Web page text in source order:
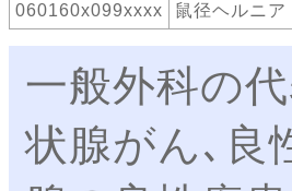
060160x099xxxx
鼠径ヘルニ
一般外科の
状腺がん､良